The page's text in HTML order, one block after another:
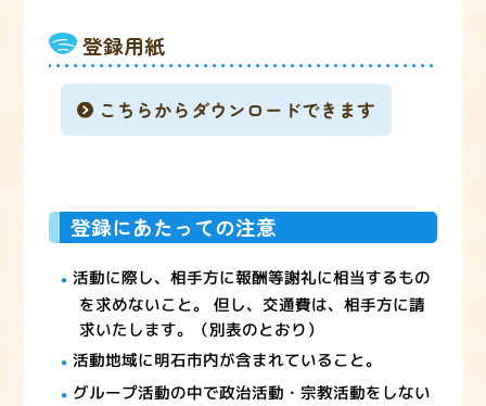
登録用紙
こちらからダウンロードできます
登録にあたっての注意
活動に際し、相手方に報酬等謝礼に相当するもの
を求めないこと。 但し、交通費は、相手方に請
求いたします。（別表のとおり）
活動地域に明石市内が含まれていること。
グループ活動の中で政治活動・宗教活動をしない